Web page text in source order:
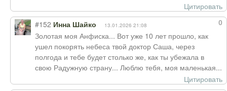
Цитировать
0
#152 Инна Шайко 13.01.2026 21:08
Золотая моя Анфиска... Вот уже 10 лет прошло, как
ушел покорять небеса твой доктор Саша, через
полгода и тебе будет столько же, как ты убежала в
свою Радужную страну... Люблю тебя, моя маленькая...
Цитировать